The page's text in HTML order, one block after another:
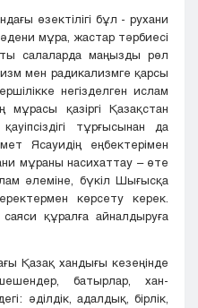
өзектілігі бұл - рухани
мұра, жастар тәрбиесі
салаларда маңызды рөл
мен радикализмге қарсы
негізделген ислам
мұрасы қазіргі Қазақстан
тұрғысынан да
Ясауидің еңбектерімен
мұраны насихаттау – өте
әлеміне, бүкіл Шығысқа
көрсету керек.
құралға айналдыруға
Қазақ хандығы кезеңінде
батырлар, хан-
әділдік, адалдық, бірлік,